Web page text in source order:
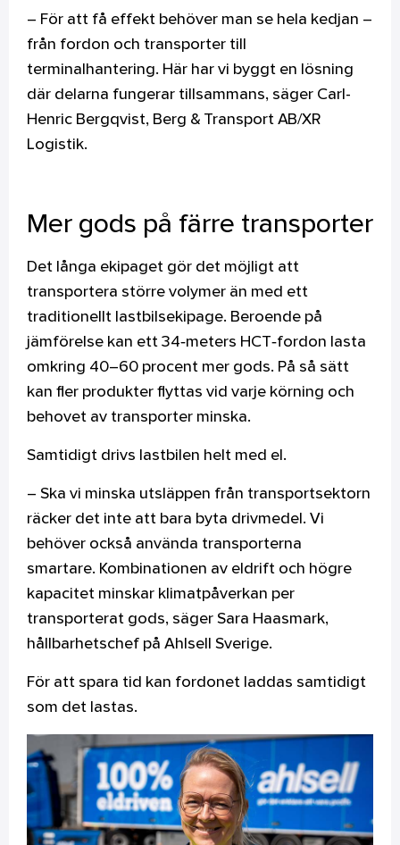
– För att få effekt behöver man se hela kedjan –
från fordon och transporter till
terminalhantering. Här har vi byggt en lösning
där delarna fungerar tillsammans, säger Carl-
Henric Bergqvist, Berg & Transport AB/XR
Logistik.
Mer gods på färre transporter
Det långa ekipaget gör det möjligt att
transportera större volymer än med ett
traditionellt lastbilsekipage. Beroende på
jämförelse kan ett 34‑meters HCT‑fordon lasta
omkring 40–60 procent mer gods. På så sätt
kan fler produkter flyttas vid varje körning och
behovet av transporter minska.
Samtidigt drivs lastbilen helt med el.
– Ska vi minska utsläppen från transportsektorn
räcker det inte att bara byta drivmedel. Vi
behöver också använda transporterna
smartare. Kombinationen av eldrift och högre
kapacitet minskar klimatpåverkan per
transporterat gods, säger Sara Haasmark,
hållbarhetschef på Ahlsell Sverige.
För att spara tid kan fordonet laddas samtidigt
som det lastas.